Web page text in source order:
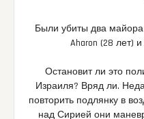
Были убиты два майора
Aharon (28 лет)
Остановит ли это
Израиля? Вряд ли.
повторить подлянку в
над Сирией они